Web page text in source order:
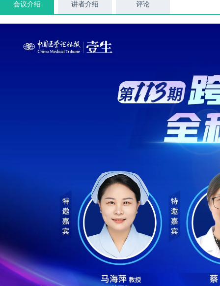
会议介绍 讲者介绍 评论